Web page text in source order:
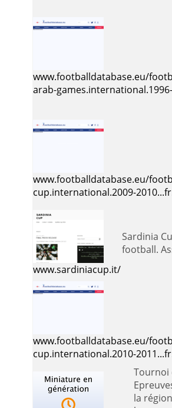
www.footballdatabase.eu/
arab-
www.footballdatabase.eu/
cup.international.2009-
www.sardiniacup.it/
Sardinia Cup - Présente le tournoi
football.
www.footballdatabase.eu/
cup.international.2010-
Tournoi
la